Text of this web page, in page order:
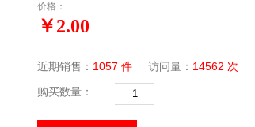
价格：
￥2.00
近期销售： 1057 件 访问量： 14562 次
购买数量：